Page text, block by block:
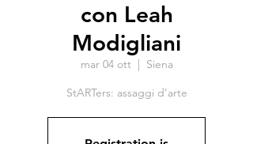
con Leah
Modigliani
mar 04 ott
  |
Siena
StARTers: assaggi d’arte